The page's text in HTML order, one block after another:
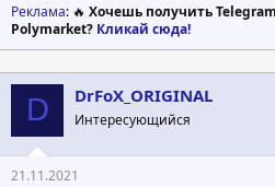
Реклама: 🔥 Хочешь получить
Polymarket? Кликай сюда!
D DrFoX_ORIGINAL
Интересующийся
21.11.2021